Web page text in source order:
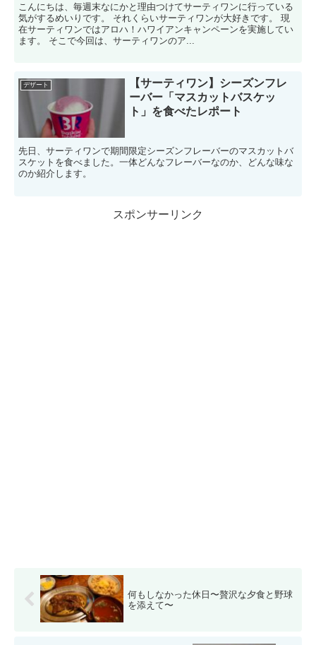
こんにちは、毎週末なにかと理由つけてサーティワンに行っている
気がするめいりです。 それくらいサーティワンが大好きです。 現
在サーティワンではアロハ！ハワイアンキャンペーンを実施してい
ます。 そこで今回は、サーティワンのア...
デザート
【サーティワン】シーズンフレ
ーバー「マスカットバスケッ
ト」を食べたレポート
先日、サーティワンで期間限定シーズンフレーバーのマスカットバ
スケットを食べました。一体どんなフレーバーなのか、どんな味な
のか紹介します。
スポンサーリンク
何もしなかった休日〜贅沢な夕食と野球
を添えて〜